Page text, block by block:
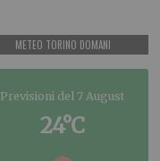
METEO TORINO DOMANI
Previsioni del 7 August
24°C